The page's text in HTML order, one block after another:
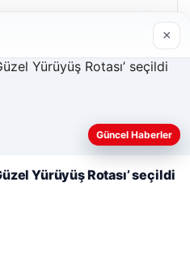
daha iyi anlayabilmek,
geliştirmek amacıyla çerezler
×
Güncel Haberler
Yürüyüş Rotası’ seçildi